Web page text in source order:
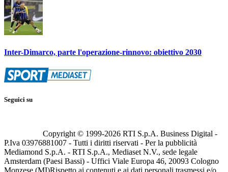
Inter-Dimarco, parte l'operazione-rinnovo: obiettivo 2030
Seguici su
Copyright © 1999-2026 RTI S.p.A. Business Digital -
P.Iva 03976881007 - Tutti i diritti riservati - Per la pubblicità
Mediamond S.p.A. - RTI S.p.A., Mediaset N.V., sede legale
Amsterdam (Paesi Bassi) - Uffici Viale Europa 46, 20093 Cologno
Monzese (MI)Rispetto ai contenuti e ai dati personali trasmessi e/o